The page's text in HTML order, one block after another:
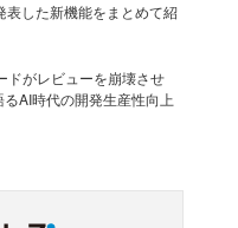
表した新機能をまとめて紹
ドがレビューを崩壊させ
AI時代の開発生産性向上